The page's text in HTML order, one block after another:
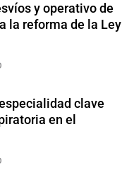
y operativo de
la reforma de la Ley
clave
en el